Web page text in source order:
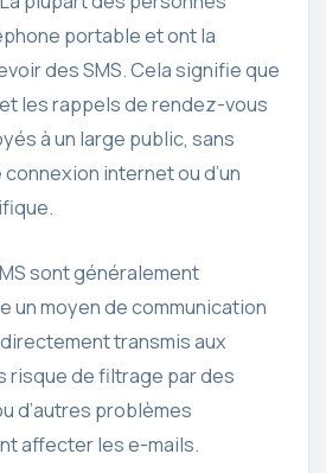
portable et ont la
des SMS. Cela signifie que
les rappels de rendez-vous
à un large public, sans
connexion internet ou d’un
sont généralement
un moyen de communication
transmis aux
risque de filtrage par des
d’autres problèmes
affecter les e-mails.